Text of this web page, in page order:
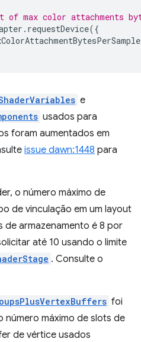
max color attachments
. requestDevice({
e
usados para
foram aumentados em
issue dawn:1448 para
o número máximo de
de vinculação em um layout
de armazenamento é 8 por
até 10 usando o limite
. Consulte o
foi
número máximo de slots de
de vértice usados